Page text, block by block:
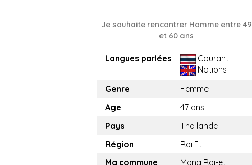
Je souhaite rencontrer Homme entre 49
et 60 ans
Langues parlées
Courant
Notions
Genre
Femme
Age
47 ans
Pays
Thaïlande
Région
Roi Et
Ma commune
Mong Roi-et